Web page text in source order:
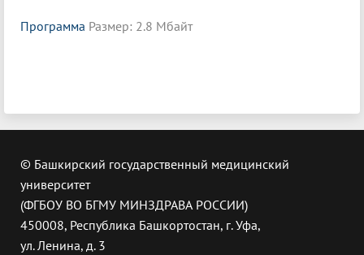
Программа Размер: 2.8 Мбайт
© Башкирский государственный медицинский
университет
(ФГБОУ ВО БГМУ МИНЗДРАВА РОССИИ)
450008, Республика Башкортостан, г. Уфа,
ул. Ленина, д. 3